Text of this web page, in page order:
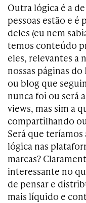
Outra lógica é a
pessoas estão e é
deles (eu nem
temos conteúdo
eles, relevantes a
nossas páginas
ou blog que
nunca foi ou será
views, mas sim a
compartilhando
Será que teríamos
lógica nas
marcas?
interessante no
de pensar e
mais líquido e